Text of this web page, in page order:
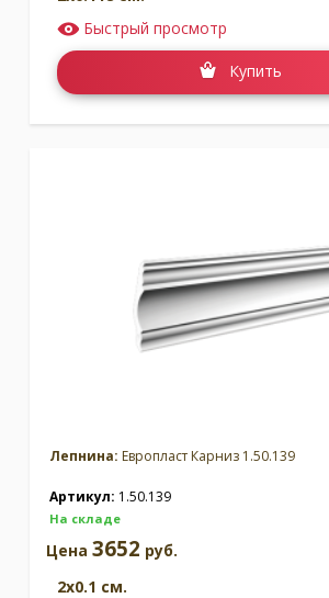
Быстрый просмотр
Купить
Лепнина: Европласт Карниз 1.50.139
Артикул: 1.50.139
На складе
Цена 3652 руб.
2x0.1 см.